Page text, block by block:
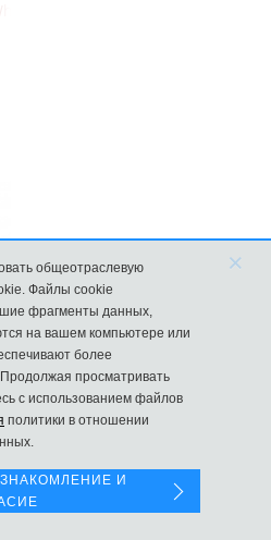
Silver Navy
Sea Salt Surf
общеотраслевую
Файлы cookie
фрагменты данных,
на вашем компьютере или
более
просматривать
с использованием файлов
политики в отношении
×
И